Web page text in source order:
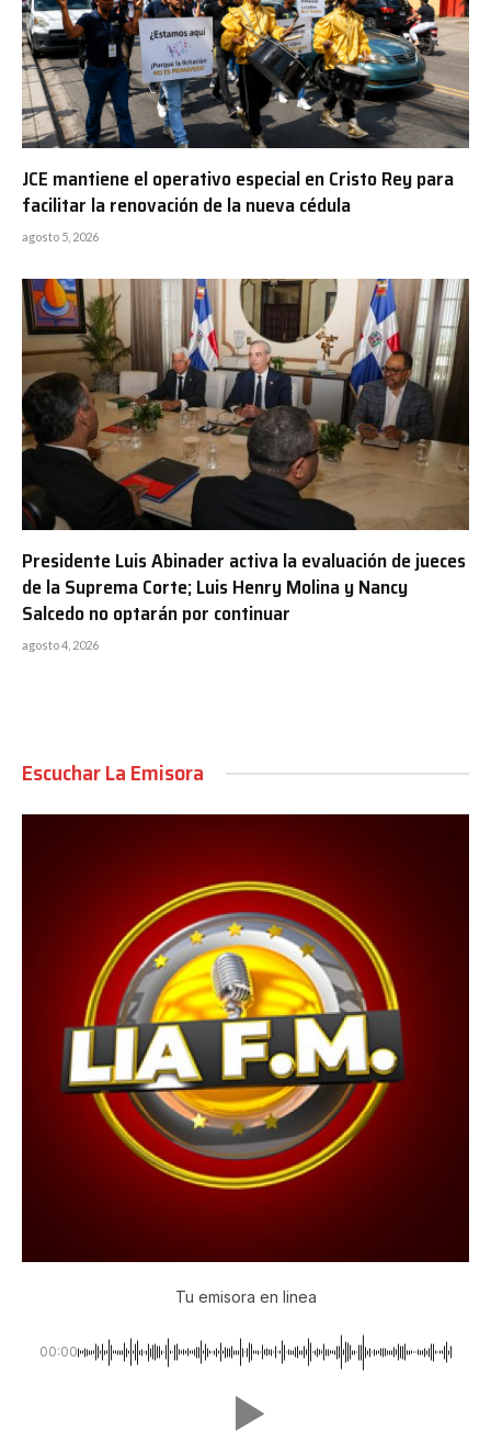
JCE mantiene el operativo especial en Cristo Rey para
facilitar la renovación de la nueva cédula
agosto 5, 2026
Presidente Luis Abinader activa la evaluación de jueces
de la Suprema Corte; Luis Henry Molina y Nancy
Salcedo no optarán por continuar
agosto 4, 2026
Escuchar La Emisora
Tu emisora en linea
00:00